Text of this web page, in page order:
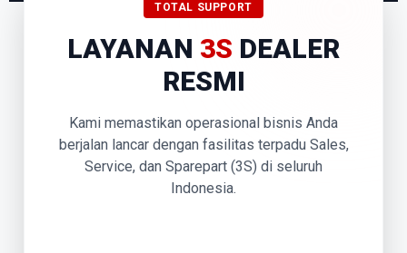
TOTAL SUPPORT
LAYANAN 3S DEALER
RESMI
Kami memastikan operasional bisnis Anda
berjalan lancar dengan fasilitas terpadu Sales,
Service, dan Sparepart (3S) di seluruh
Indonesia.